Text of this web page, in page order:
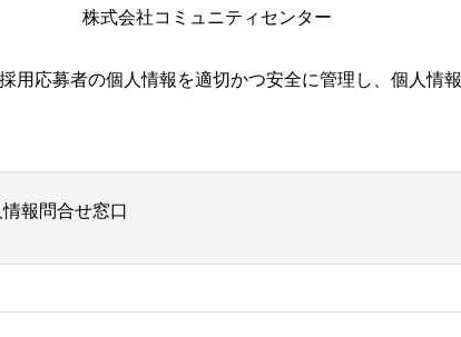
株式会社コミュニティセンター
用応募者の個人情報を適切かつ安全に管理し、個人情
報問合せ窓口